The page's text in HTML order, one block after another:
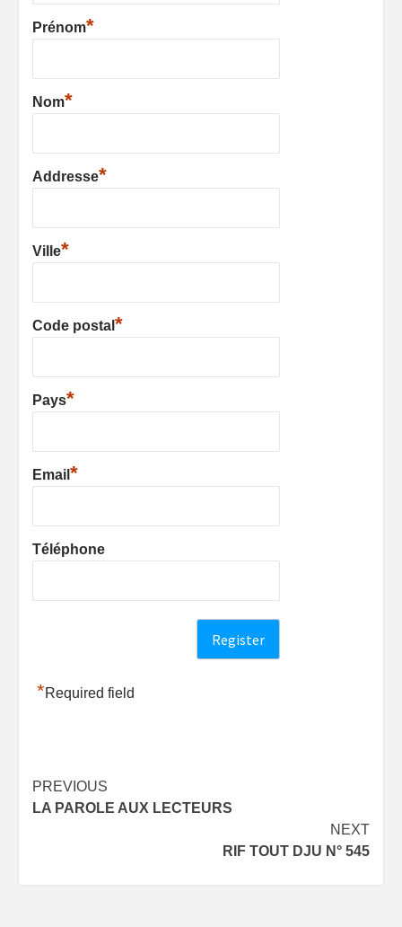
Prénom*
Nom*
Addresse*
Ville*
Code postal *
Pays*
Email *
Téléphone
*Required field
Post
navigation
PREVIOUS
LA PAROLE AUX LECTEURS
NEXT
RIF TOUT DJU N° 545